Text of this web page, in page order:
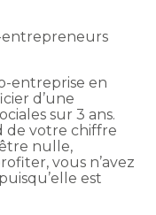
entrepreneurs
entreprise en
d’une
sur 3 ans.
de votre chiffre
être nulle,
vous n’avez
est